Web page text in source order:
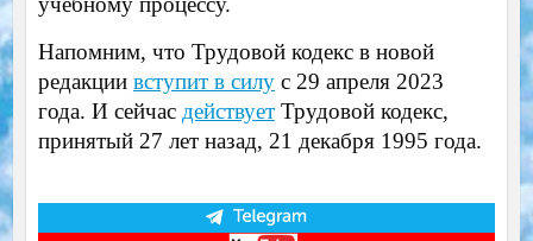
Напомним, что Трудовой кодекс в новой
редакции вступит в силус 29 апреля 2023
года. И сейчас действуетТрудовой кодекс,
принятый 27 лет назад, 21 декабря 1995 года.